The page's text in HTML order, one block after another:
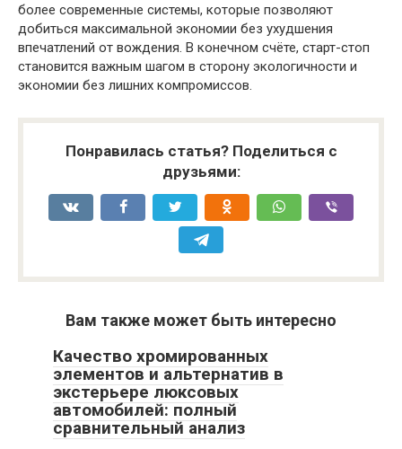
более современные системы, которые позволяют
добиться максимальной экономии без ухудшения
впечатлений от вождения. В конечном счёте, старт-стоп
становится важным шагом в сторону экологичности и
экономии без лишних компромиссов.
Понравилась статья? Поделиться с
друзьями:
Вам также может быть интересно
Качество хромированных
элементов и альтернатив в
экстерьере люксовых
автомобилей: полный
сравнительный анализ